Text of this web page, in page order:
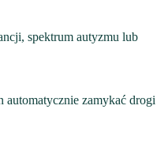
spektrum autyzmu lub
automatycznie zamykać drogi